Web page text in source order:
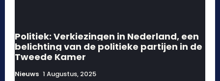
Politiek: Verkiezingen in Nederland, een
belichting van de politieke partijen in de
Tweede Kamer
Nieuws 1 Augustus, 2025